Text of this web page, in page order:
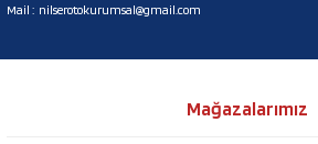
Mail : nilserotokurumsal@gmail.com
Mağazalarımız